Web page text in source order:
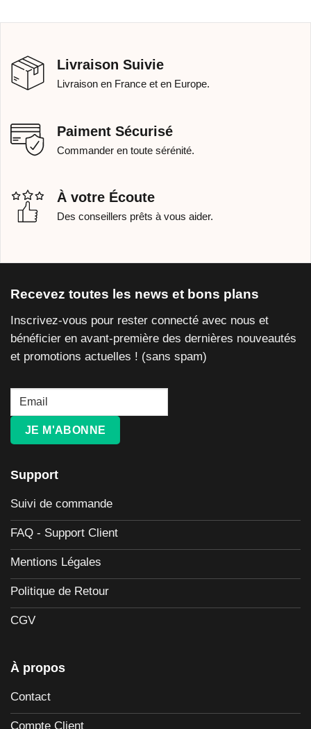
Livraison Suivie
Livraison en France et en Europe.
Paiment Sécurisé
Commander en toute sérénité.
À votre Écoute
Des conseillers prêts à vous aider.
Recevez toutes les news et bons plans
Inscrivez-vous pour rester connecté avec nous et
bénéficier en avant-première des dernières nouveautés
et promotions actuelles ! (sans spam)
JE M'ABONNE
Support
Suivi de commande
FAQ - Support Client
Mentions Légales
Politique de Retour
CGV
À propos
Contact
Compte Client